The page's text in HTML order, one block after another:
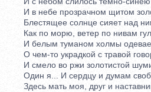
И в небе прозрачном щитом
Блестящее солнце сияет над
Как по морю, ветер по нивам
И белым туманом холмы
О чем-то украдкой с травой
И смело во ржи золотистой
Один я... И сердцу и думам
Здесь мать моя, друг и